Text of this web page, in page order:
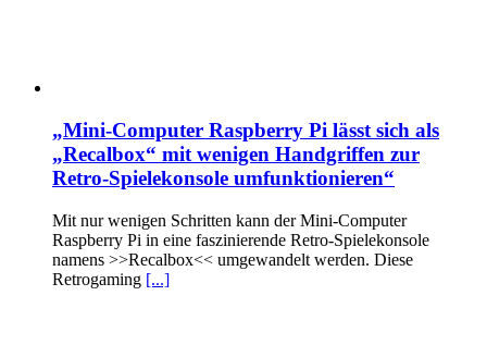
„Mini-Computer Raspberry Pi lässt sich als
„Recalbox“ mit wenigen Handgriffen zur
Retro-Spielekonsole umfunktionieren“
Mit nur wenigen Schritten kann der Mini-Computer
Raspberry Pi in eine faszinierende Retro-Spielekonsole
namens >>Recalbox<< umgewandelt werden. Diese
Retrogaming [...]